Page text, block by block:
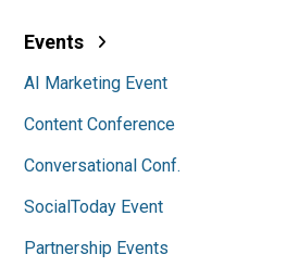
Events
AI Marketing Event
Content Conference
Conversational Conf.
SocialToday Event
Partnership Events